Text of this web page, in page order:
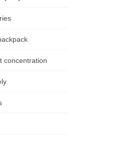
concentration